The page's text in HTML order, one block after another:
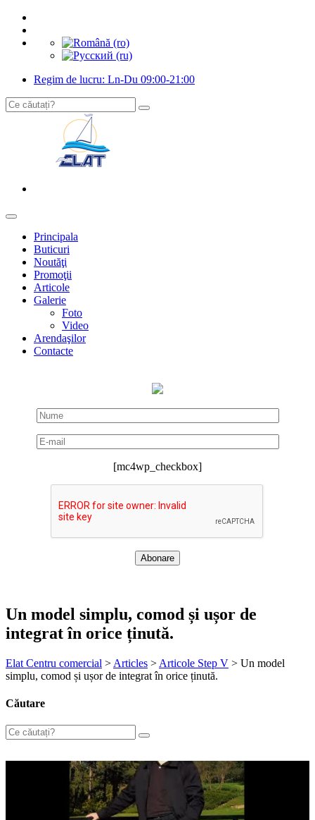
Regim de lucru: Ln-Du 09:00-21:00
Principala
Buticuri
Noutăţi
Promoţii
Articole
Galerie
Foto
Video
Arendaşilor
Contacte
[mc4wp_checkbox]
Un model simplu, comod și ușor de
integrat în orice ținută.
Elat Centru comercial > Articles > Articole Step V > Un model
simplu, comod și ușor de integrat în orice ținută.
Căutare